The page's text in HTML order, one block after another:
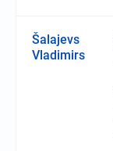
Šalajevs
Vladimirs